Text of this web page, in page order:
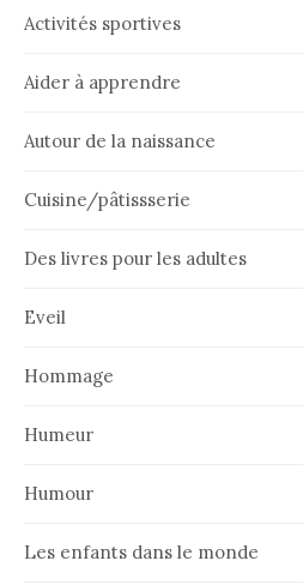
Activités sportives
Aider à apprendre
Autour de la naissance
Cuisine/pâtissserie
Des livres pour les adultes
Eveil
Hommage
Humeur
Humour
Les enfants dans le monde